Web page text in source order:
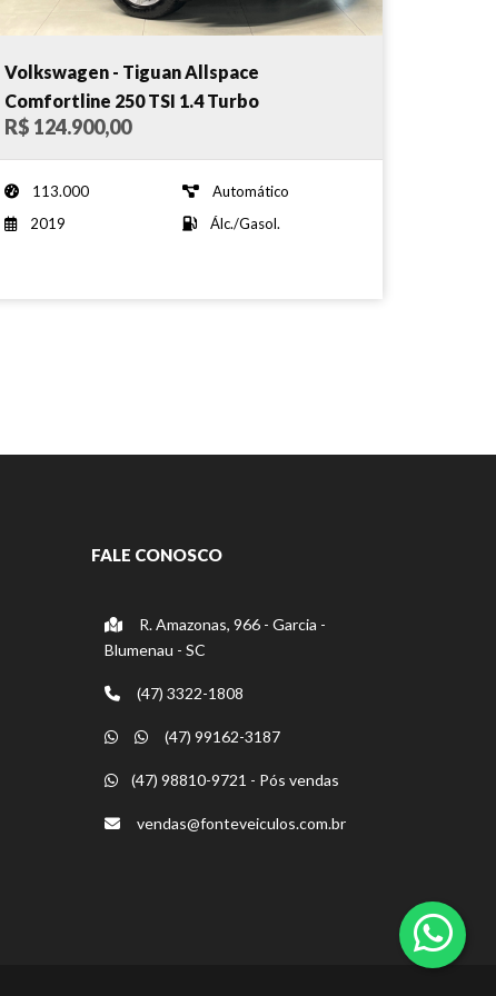
Volkswagen - Tiguan Allspace
Comfortline 250 TSI 1.4 Turbo
Automática - 2019
R$ 124.900,00
113.000
Automático
2019
Álc./Gasol.
FALE CONOSCO
R. Amazonas, 966 - Garcia -
Blumenau - SC
(47) 3322-1808
(47) 99162-3187
(47) 98810-9721 - Pós vendas
vendas@fonteveiculos.com.br